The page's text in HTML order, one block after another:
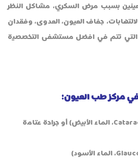
بسبب مرض السكري، مشاكل النظر
جفاف العيون، العدوى، وفقدان
التي تتم في افضل مستشفى التخصصية
مركز طب العيون:
• جراحة الساد (الكاتاراكت Cataract، الماء الأبيض) أو جراحة عتامة